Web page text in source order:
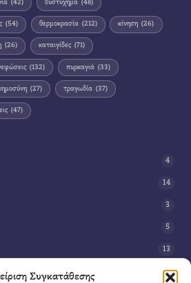
Συγκατάθεσης
(42) δυστύχημα (48)
(54) θερμοκρασία (212) κίνηση (26)
(26) καταιγίδες (71)
(132) πυρκαγιά (33)
(27) τραγωδία (37)
(47)
4
14
3
5
13
42